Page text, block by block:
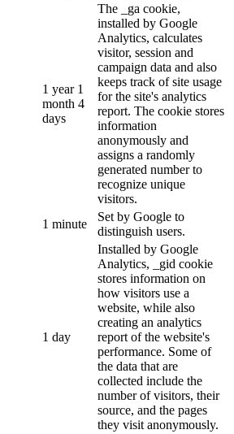
1 year 1
month 4
days
The _ga cookie,
installed by Google
Analytics, calculates
visitor, session and
campaign data and also
keeps track of site usage
for the site's analytics
report. The cookie stores
information
anonymously and
assigns a randomly
generated number to
recognize unique
visitors.
1 minute
Set by Google to
distinguish users.
1 day
Installed by Google
Analytics, _gid cookie
stores information on
how visitors use a
website, while also
creating an analytics
report of the website's
performance. Some of
the data that are
collected include the
number of visitors, their
source, and the pages
they visit anonymously.